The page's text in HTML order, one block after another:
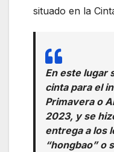
situado en la
En este lugar
cinta para el
Primavera o
2023, y se
entrega a los
“hongbao” o